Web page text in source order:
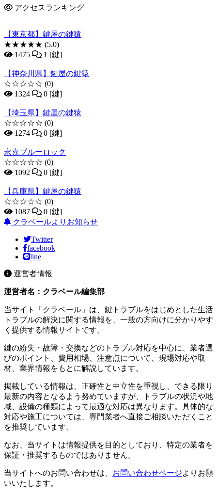
アクセスランキング
【東京都】鍵屋の鍵猿
★★★★★ (5.0)
1475
1 [鍵]
【神奈川県】鍵屋の鍵猿
☆☆☆☆☆ (0)
1324
0 [鍵]
【埼玉県】鍵屋の鍵猿
☆☆☆☆☆ (0)
1274
0 [鍵]
永嘉ブルーロック
☆☆☆☆☆ (0)
1092
0 [鍵]
【兵庫県】鍵屋の鍵猿
☆☆☆☆☆ (0)
1087
0 [鍵]
クラベールよりお知らせ
Twitter
facebook
line
運営者情報
運営者名：クラベール編集部
当サイト「クラベール」は、鍵トラブルをはじめとした生活
トラブルの解決に関する情報を、一般の方向けに分かりやす
く提供する情報サイトです。
鍵の紛失・故障・交換などのトラブル対応を中心に、業者選
びのポイント、費用相場、注意点について、現場対応や取
材、業界情報をもとに解説しています。
掲載している情報は、正確性と中立性を重視し、できる限り
最新の内容となるよう努めていますが、トラブルの状況や地
域、設備の種類によって最適な対応は異なります。具体的な
対応や施工については、専門業者へ直接ご相談いただくこと
を推奨しています。
なお、当サイトは情報提供を目的としており、特定の業者を
保証・推奨するものではありません。
当サイトへのお問い合わせは、 お問い合わせページよりお願
いいたします。